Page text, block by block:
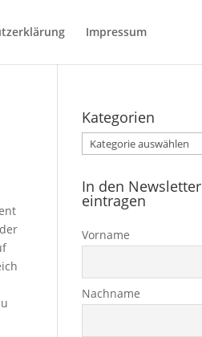
Impressum
Kategorien
Kategorien
In den Newsletter
eintragen
Vorname
Nachname